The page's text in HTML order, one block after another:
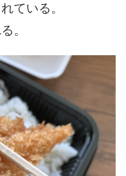
ている。
。